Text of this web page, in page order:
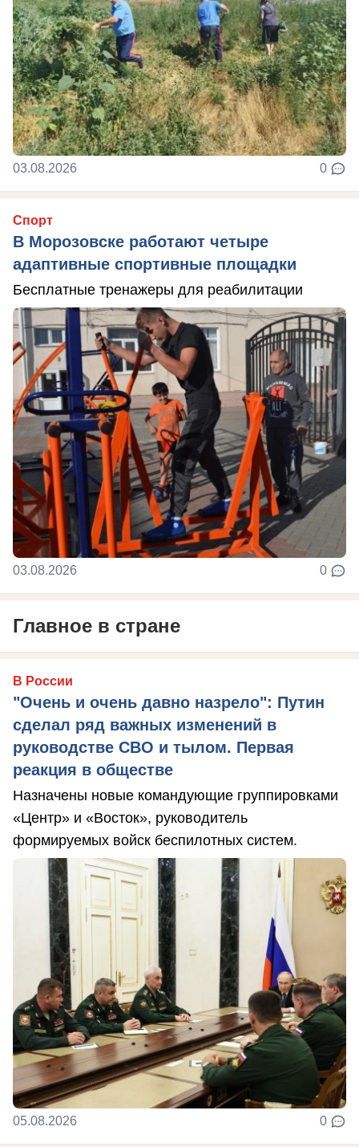
03.08.2026 0
Спорт
В Морозовске работают четыре
адаптивные спортивные площадки
Бесплатные тренажеры для реабилитации
03.08.2026 0
Главное в стране
В России
"Очень и очень давно назрело": Путин
сделал ряд важных изменений в
руководстве СВО и тылом. Первая
реакция в обществе
Назначены новые командующие группировками
«Центр» и «Восток», руководитель
формируемых войск беспилотных систем.
05.08.2026 0